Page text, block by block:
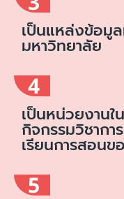
เป็นแหล่งข้อมู
มหาวิทยาลัย
4
เป็นหน่วยงาน
กิจกรรมวิชาก
เรียนการสอน
5